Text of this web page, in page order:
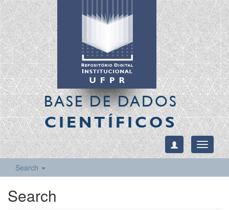
BASE DE DADOS
CIENTÍFICOS
Toggle
Search
Search